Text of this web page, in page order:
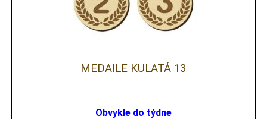
MEDAILE KULATÁ 13
Obvykle do týdne